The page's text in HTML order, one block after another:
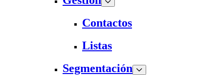
Contactos
Listas
Segmentación